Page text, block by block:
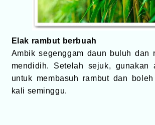
Elak rambut berbuah
Ambik segenggam daun buluh dan
mendidih. Setelah sejuk, gunakan
untuk membasuh rambut dan
kali seminggu.